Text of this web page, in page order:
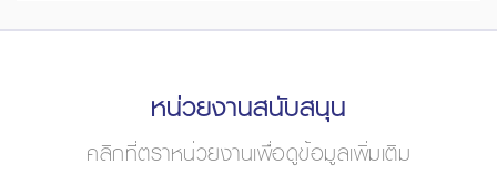
หน่วยงานสนับสนุน
คลิกที่ตราหน่วยงานเพื่อดูข้อมูลเพิ่มเติม